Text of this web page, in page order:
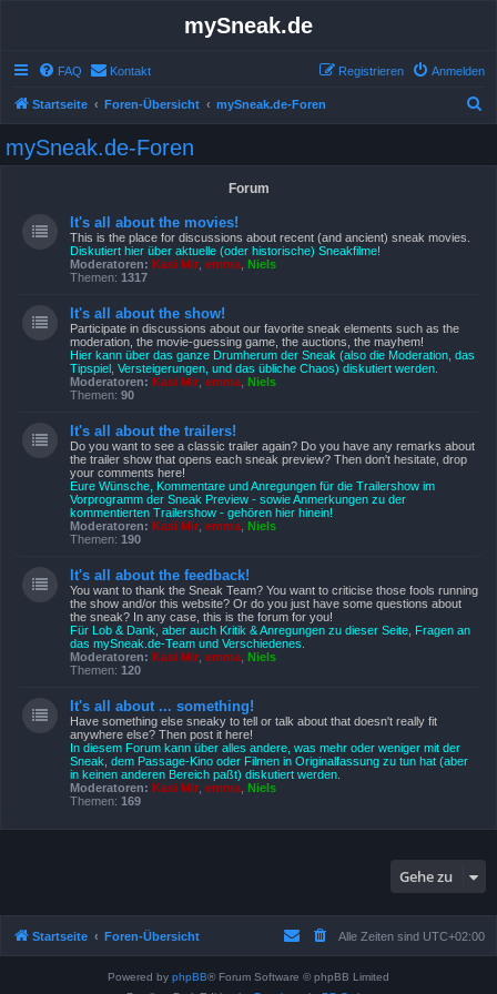
mySneak.de
FAQ Kontakt Anmelden
Registrieren
Startseite Foren-Übersicht mySneak.de-Foren
mySneak.de-Foren
Forum
It's all about the movies!
This is the place for discussions about recent (and ancient) sneak movies.
Diskutiert hier über aktuelle (oder historische) Sneakfilme!
Moderatoren: Kasi Mir emma Niels
Themen: 1317
It's all about the show!
Participate in discussions about our favorite sneak elements such as the
moderation, the movie-guessing game, the auctions, the mayhem!
Hier kann über das ganze Drumherum der Sneak (also die Moderation, das
Tipspiel, Versteigerungen, und das übliche Chaos) diskutiert werden.
Moderatoren: Kasi Mir emma Niels
Themen: 90
It's all about the trailers!
Do you want to see a classic trailer again? Do you have any remarks about
the trailer show that opens each sneak preview? Then don't hesitate, drop
your comments here!
Eure Wünsche, Kommentare und Anregungen für die Trailershow im
Vorprogramm der Sneak Preview - sowie Anmerkungen zu der
kommentierten Trailershow - gehören hier hinein!
Moderatoren: Kasi Mir emma Niels
Themen: 190
It's all about the feedback!
You want to thank the Sneak Team? You want to criticise those fools running
the show and/or this website? Or do you just have some questions about
the sneak? In any case, this is the forum for you!
Für Lob & Dank, aber auch Kritik & Anregungen zu dieser Seite, Fragen an
das mySneak.de-Team und Verschiedenes.
Moderatoren: Kasi Mir emma Niels
Themen: 120
It's all about ... something!
Have something else sneaky to tell or talk about that doesn't really fit
anywhere else? Then post it here!
In diesem Forum kann über alles andere, was mehr oder weniger mit der
Sneak, dem Passage-Kino oder Filmen in Originalfassung zu tun hat (aber
in keinen anderen Bereich paßt) diskutiert werden.
Moderatoren: Kasi Mir emma Niels
Themen: 169
Gehe zu
Startseite Foren-Übersicht Alle Zeiten sind UTC+02:00
Powered by phpBB® Forum Software © phpBB Limited